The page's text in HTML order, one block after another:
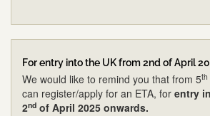
For entry into the UK from 2nd of April
We would like to remind you that from 5th
can register/apply for an ETA, for entry
2nd of April 2025 onwards.